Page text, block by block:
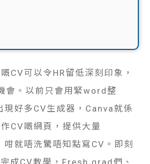
CV可以令HR留低深刻印象，
會。以前只會用緊word整
現好多CV生成器，Canva就係
CV嘅網頁，提供大量
就唔洗驚唔知點寫CV。即刻
成CV教學，Fresh grad們、